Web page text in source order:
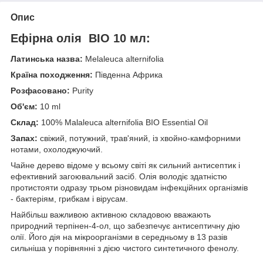
Опис
Ефірна олія BIO 10 мл:
Латинська назва: Melaleuca alternifolia
Країна походження: Південна Африка
Розфасовано: Purity
Об'єм: 10 ml
Склад: 100% Malaleuca alternifolia BIO Essential Oil
Запах: свіжий, потужний, трав'яний, із хвойно-камфорними
нотами, охолоджуючий.
Чайне дерево відоме у всьому світі як сильний антисептик і
ефективний загоювальний засіб. Олія володіє здатністю
протистояти одразу трьом різновидам інфекційних організмів
- бактеріям, грибкам і вірусам.
Найбільш важливою активною складовою вважають
природний терпінен-4-ол, що забезпечує антисептичну дію
олії. Його дія на мікроорганізми в середньому в 13 разів
сильніша у порівнянні з дією чистого синтетичного фенолу.